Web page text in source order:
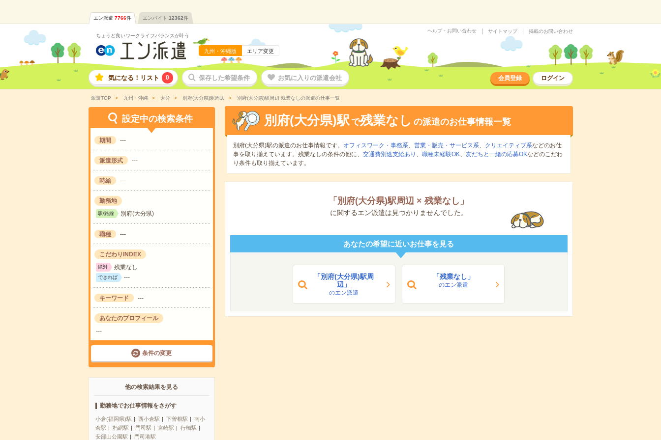
エン派遣 7766件 エンバイト 12362件
ちょうど良いワークライフバランスが叶う
九州・沖縄版 エリア変更
ヘルプ・お問い合わせ サイトマップ 掲載のお問い合わせ
気になる！リスト 0 保存した希望条件 お気に入りの派遣会社 会員登録 ログイン
派遣TOP 九州・沖縄 大分 別府(大分県)駅周辺 別府(大分県)駅周辺 残業なしの派遣の仕事一覧
設定中の検索条件
期間 ---
派遣形式 ---
時給 ---
勤務地
駅/路線 別府(大分県)
職種 ---
こだわりINDEX
絶対 残業なし
できれば ---
キーワード ---
あなたのプロフィール
---
条件の変更
他の検索結果を見る
勤務地でお仕事情報をさがす
小倉(福岡県)駅 西小倉駅 下曽根駅
南小
倉駅
朽網駅 門司駅 宮崎駅
行橋駅
安部山公園駅
門司港駅
別府(大分県)駅 で残業なし の派遣のお仕事情報一覧
別府(大分県)駅の派遣のお仕事情報です。 オフィスワーク・事務系、 営業・販売・サービス系、 クリエイティブ系などのお仕
事を取り揃えています。残業なしの条件の他に、 交通費別途支給あり 、 職種未経験OK、 友だちと一緒の応募OKなどのこだわ
り条件も取り揃えています。
「 別府(大分県)駅周辺 × 残業なし 」
に関するエン派遣は見つかりませんでした。
あなたの希望に近いお仕事を見る
「別府(大分県)駅周
辺」
のエン派遣
「残業なし」
のエン派遣